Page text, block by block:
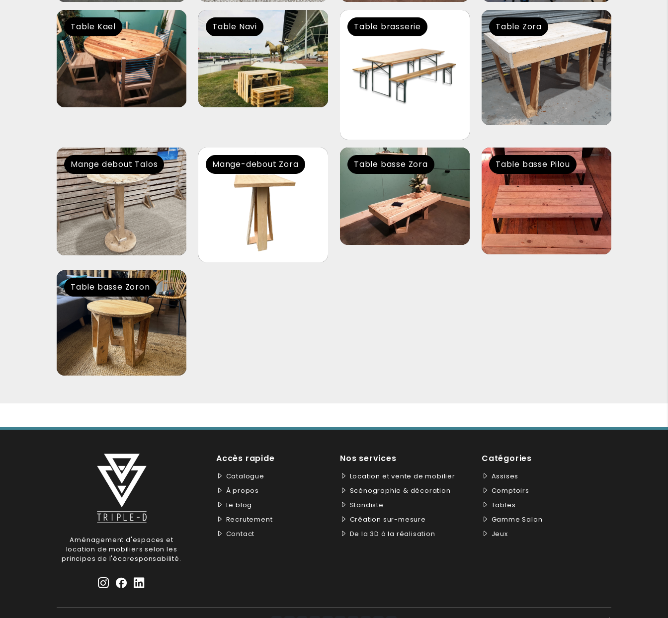
Table Kael Table Navi Table brasserie Table Zora
Mange debout Talos Mange-debout Zora Table basse Zora Table basse Pilou
Table basse Zoron
Aménagement d'espaces et
location de mobiliers selon les
principes de l'écoresponsabilité.
Accès rapide
Catalogue
À propos
Le blog
Recrutement
Contact
Nos services
Location et vente de mobilier
Scénographie & décoration
Standiste
Création sur-mesure
De la 3D à la réalisation
Catégories
Assises
Comptoirs
Tables
Gamme Salon
Jeux